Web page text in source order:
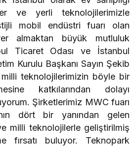
ve yerli teknolojilerimizle
mobil endüstri fuarı olan
almaktan büyük mutluluk
Ticaret Odası ve İstanbul
Kurulu Başkanı Sayın Şekib
teknolojilerimizin böyle bir
katkılarından dolayı
Şirketlerimiz MWC fuarı
dört bir yanından gelen
milli teknolojilerle geliştirilmiş
fırsatı buluyor. Teknopark